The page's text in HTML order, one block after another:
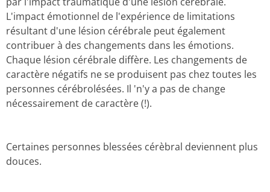
L'impact émotionnel de l'expérience de limitations
résultant d'une lésion cérébrale peut également
contribuer à des changements dans les émotions.
Chaque lésion cérébrale diffère. Les changements de
caractère négatifs ne se produisent pas chez toutes les
personnes cérébrolésées. Il 'n'y a pas de change
nécessairement de caractère (!).
Certaines personnes blessées cérèbral deviennent plus
douces.